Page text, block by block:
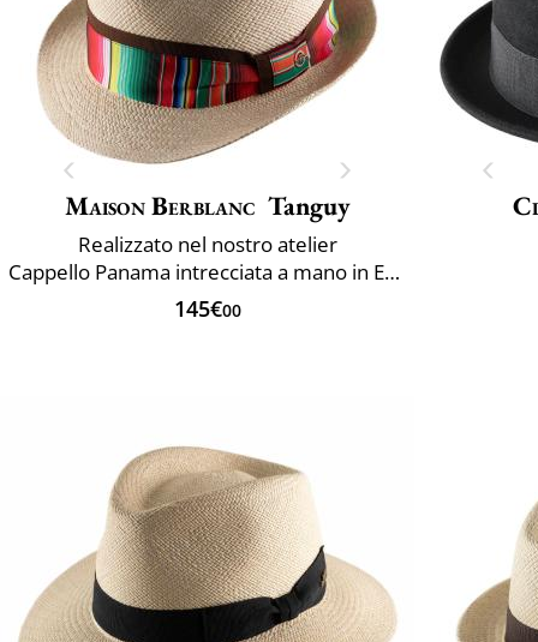
Maison Berblanc Tanguy
Realizzato nel nostro atelier
Cappello Panama intrecciata a mano in Ecuador
145€00